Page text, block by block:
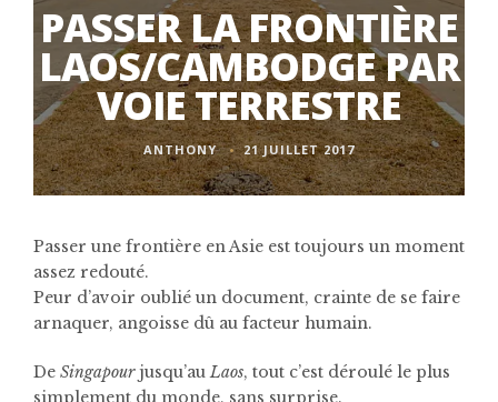
PASSER LA FRONTIÈRE
LAOS/CAMBODGE PAR
VOIE TERRESTRE
ANTHONY 21 JUILLET 2017
Passer une frontière en Asie est toujours un moment
assez redouté.
Peur d’avoir oublié un document, crainte de se faire
arnaquer, angoisse dû au facteur humain.
De Singapourjusqu’auLaos, tout c’est déroulé le plus
simplement du monde, sans surprise.